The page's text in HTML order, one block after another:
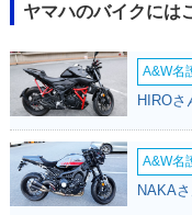
ヤマハのバイクには
A&W名
HIROさ
A&W名
NAKA